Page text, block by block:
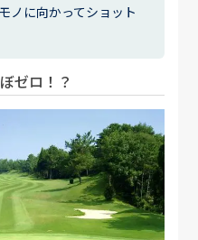
ノに向かってショット
ゼロ！？